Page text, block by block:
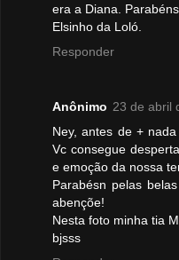
era a Diana. Parabéns
Elsinho da Loló.
Responder
Anônimo 23 de abril
Ney, antes de + nada
Vc consegue
e emoção da nossa
Parabésn pelas
abençõe!
Nesta foto minha tia
bjsss